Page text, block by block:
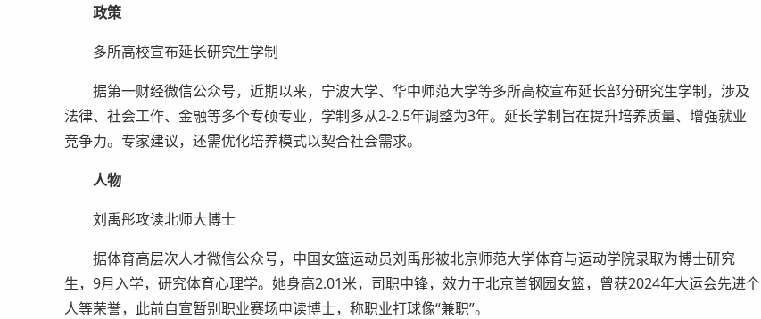
政策
多所高校宣布延长研究生学制
据第一财经微信公众号，近期以来，宁波大学、华中师范大学等多所高校宣布延长部分研究生学制，涉及
法律、社会工作、金融等多个专硕专业，学制多从2-2.5年调整为3年。延长学制旨在提升培养质量、增强就业
竞争力。专家建议，还需优化培养模式以契合社会需求。
人物
刘禹彤攻读北师大博士
据体育高层次人才微信公众号，中国女篮运动员刘禹彤被北京师范大学体育与运动学院录取为博士研究
生，9月入学，研究体育心理学。她身高2.01米，司职中锋，效力于北京首钢园女篮，曾获2024年大运会先进个
人等荣誉，此前自宣暂别职业赛场申读博士，称职业打球像“兼职”。